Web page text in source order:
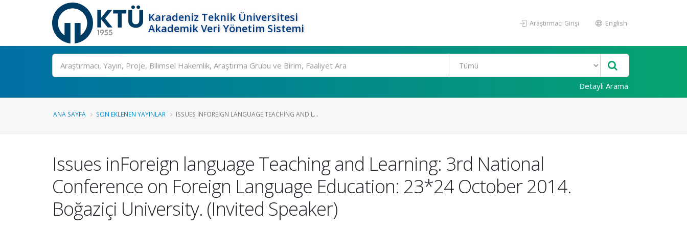
Karadeniz Teknik Üniversitesi
Akademik Veri Yönetim Sistemi
Araştırmacı Girişi English
Ara
Detaylı Arama
ANA SAYFA SON EKLENEN YAYINLAR ISSUES INFOREIGN LANGUAGE TEACHING AND L...
Issues inForeign language Teaching and Learning: 3rd National
Conference on Foreign Language Education: 23*24 October 2014.
Boğaziçi University. (Invited Speaker)